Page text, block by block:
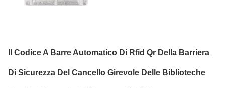
Il Codice A Barre Automatico Di Rfid Qr Della Barriera
Di Sicurezza Del Cancello Girevole Delle Biblioteche